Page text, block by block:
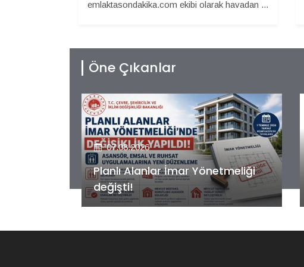
emlaktasondakika.com ekibi olarak havadan ...
Öne Çıkanlar
07.08.2026
Kiler GYO’dan Pendik Dolayoba
projesiyle ilgili önemli adım!